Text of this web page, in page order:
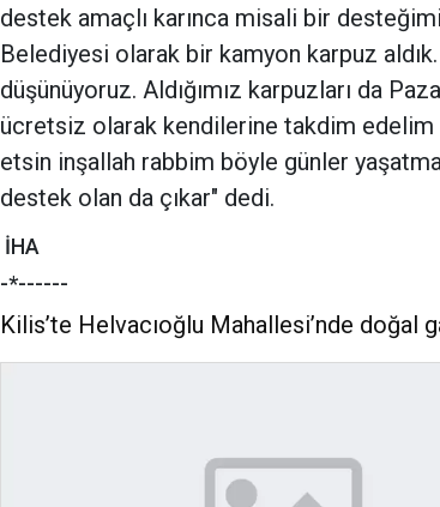
destek amaçlı karınca misali bir
Belediyesi olarak bir kamyon karpuz
düşünüyoruz. Aldığımız karpuzları da
ücretsiz olarak kendilerine takdim edelim
etsin inşallah rabbim böyle günler
destek olan da çıkar" dedi.
İHA
-*------
Kilis’te Helvacıoğlu Mahallesi’nde